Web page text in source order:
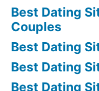
Best Dating
Couples
Best Dating
Best Dating
Best Dating